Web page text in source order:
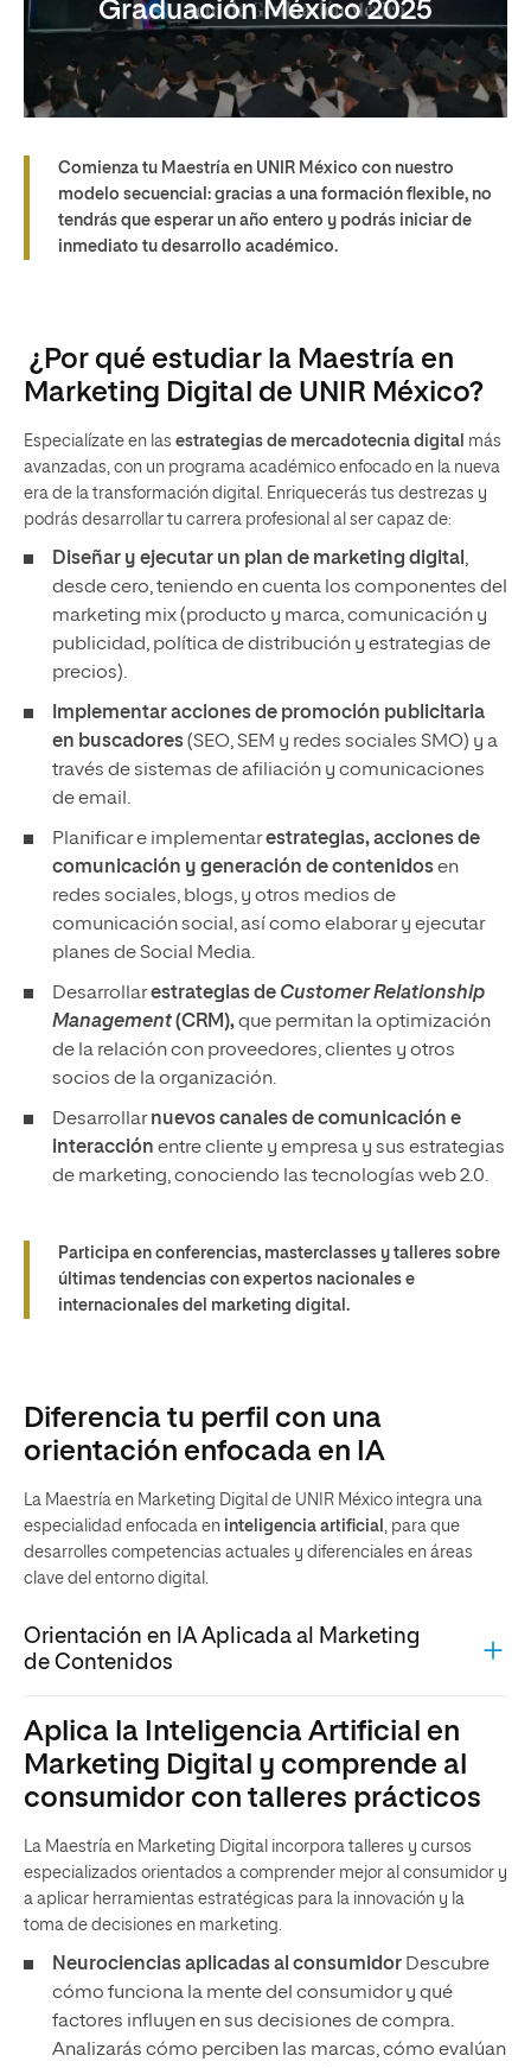
Graduación México 2025
Comienza tu Maestría en UNIR México con nuestro
modelo secuencial: gracias a una formación flexible, no
tendrás que esperar un año entero y podrás iniciar de
inmediato tu desarrollo académico.
¿Por qué estudiar la Maestría en
Marketing Digital de UNIR México?
Especialízate en las estrategias de mercadotecnia digital más
avanzadas, con un programa académico enfocado en la nueva
era de la transformación digital. Enriquecerás tus destrezas y
podrás desarrollar tu carrera profesional al ser capaz de:
Diseñar y ejecutar un plan de marketing digital ,
desde cero, teniendo en cuenta los componentes del
marketing mix (producto y marca, comunicación y
publicidad, política de distribución y estrategias de
precios).
Implementar acciones de promoción publicitaria
en buscadores(SEO, SEM y redes sociales SMO) y a
través de sistemas de afiliación y comunicaciones
de email.
Planificar e implementarestrategias, acciones de
comunicación y generación de contenidosen
redes sociales, blogs, y otros medios de
comunicación social, así como elaborar y ejecutar
planes de Social Media.
Desarrollarestrategias de Customer Relationship
Management(CRM),que permitan la optimización
de la relación con proveedores, clientes y otros
socios de la organización.
Desarrollarnuevos canales de comunicación e
interacción entre cliente y empresa y sus estrategias
de marketing, conociendo las tecnologías web 2.0.
Participa en conferencias, masterclasses y talleres sobre
últimas tendencias con expertos nacionales e
internacionales del marketing digital.
Diferencia tu perfil con una
orientación enfocada en IA
La Maestría en Marketing Digital de UNIR México integra una
especialidad enfocada en inteligencia artificial , para que
desarrolles competencias actuales y diferenciales en áreas
clave del entorno digital.
Orientación en IA Aplicada al Marketing
de Contenidos
Aplica la Inteligencia Artificial en
Marketing Digital y comprende al
consumidor con talleres prácticos
La Maestría en Marketing Digital incorpora talleres y cursos
especializados orientados a comprender mejor al consumidor y
a aplicar herramientas estratégicas para la innovación y la
toma de decisiones en marketing.
Neurociencias aplicadas al consumidor Descubre
cómo funciona la mente del consumidor y qué
factores influyen en sus decisiones de compra.
Analizarás cómo perciben las marcas, cómo evalúan